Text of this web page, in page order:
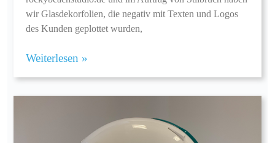
wir Glasdekorfolien, die negativ mit Texten und Logos
des Kunden geplottet wurden,
Weiterlesen »